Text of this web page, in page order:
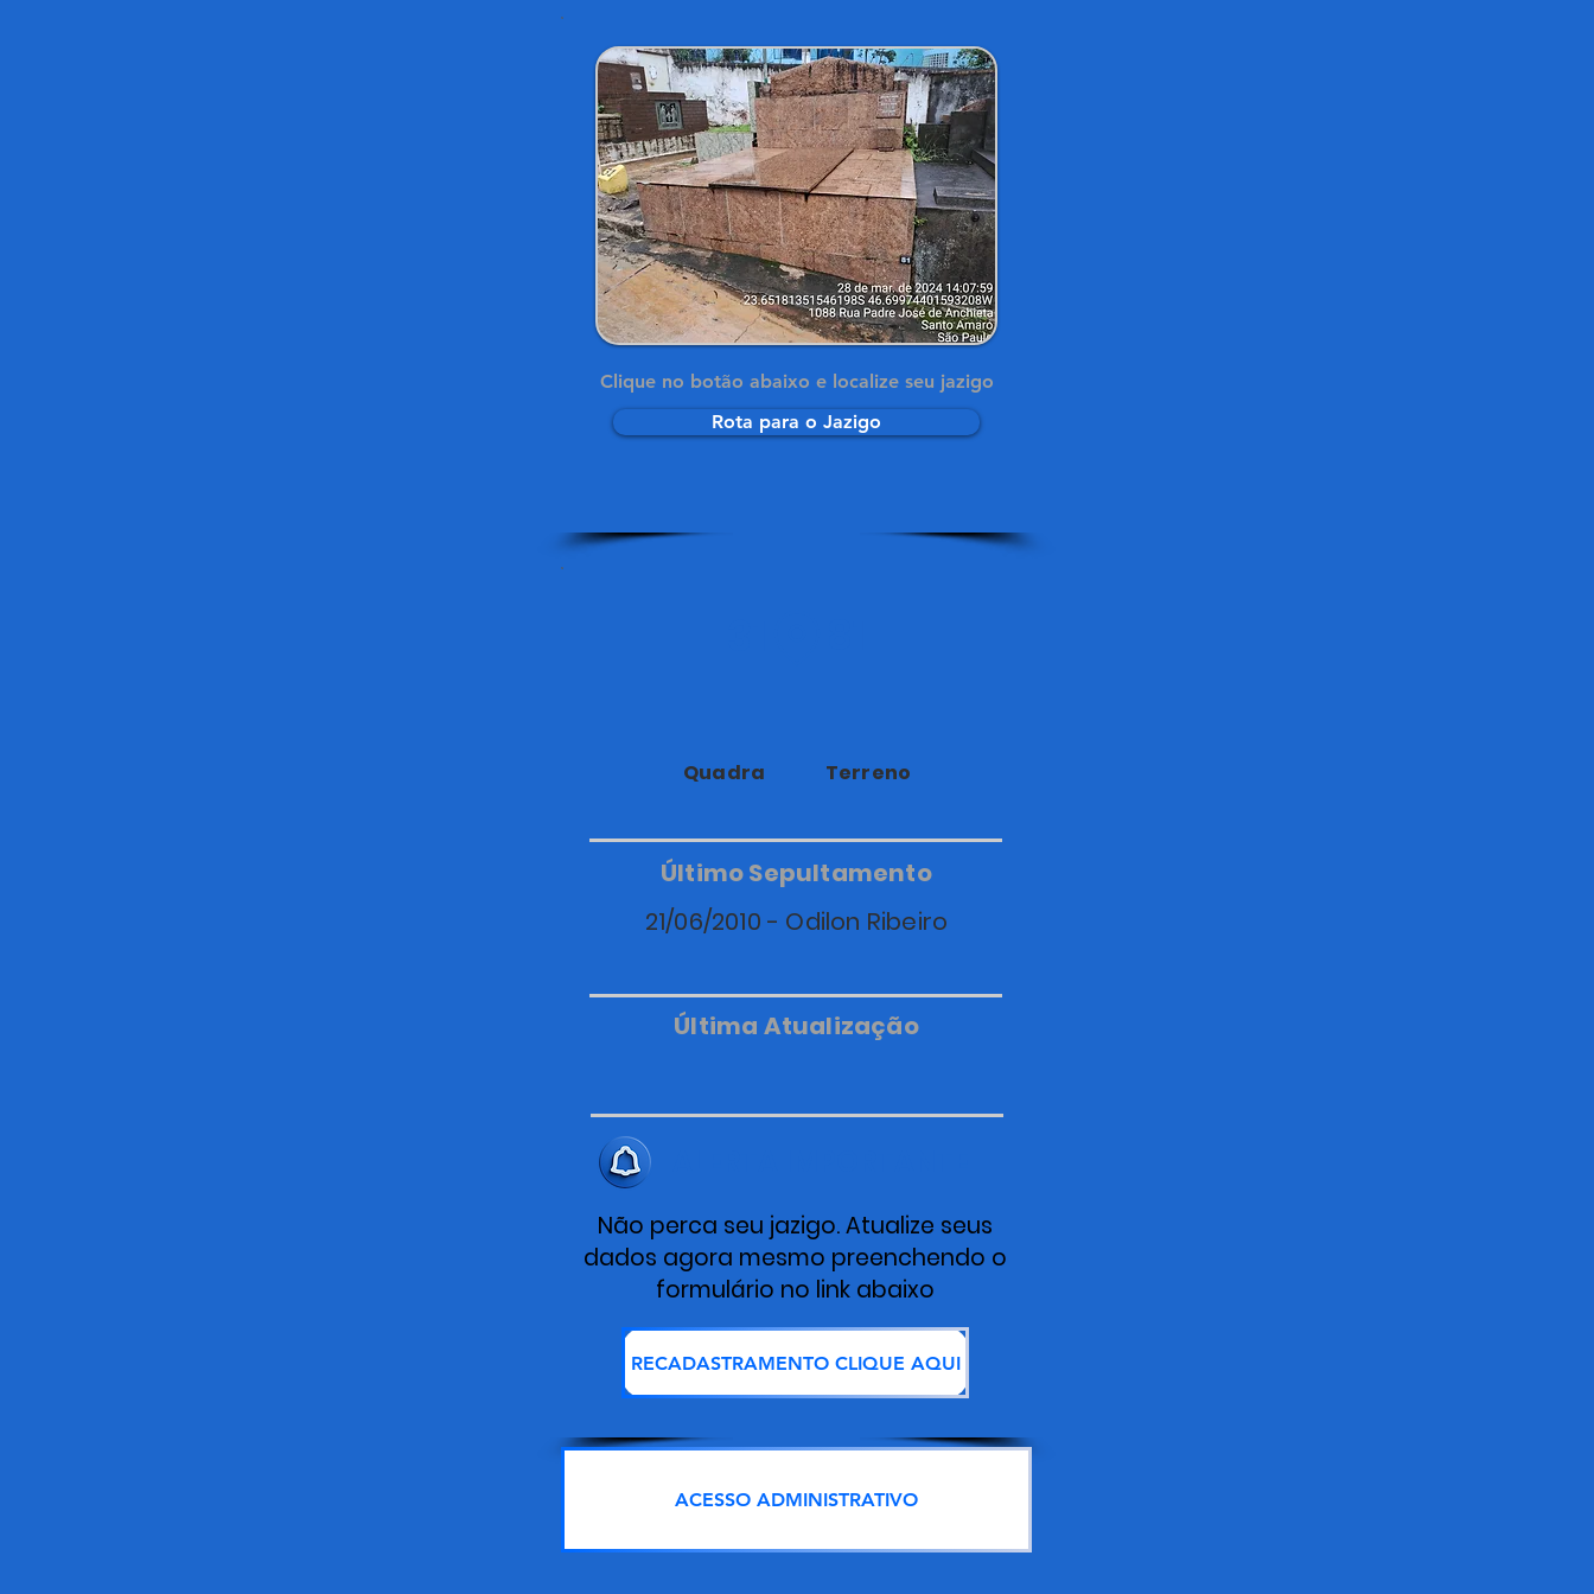
Clique no botão abaixo e localize seu jazigo
Rota para o Jazigo
Quadra Terreno
Último Sepultamento
21/06/2010 - Odilon Ribeiro
Última Atualização
Não perca seu jazigo. Atualize seus
dados agora mesmo preenchendo o
formulário no link abaixo
RECADASTRAMENTO CLIQUE AQUI
ACESSO ADMINISTRATIVO